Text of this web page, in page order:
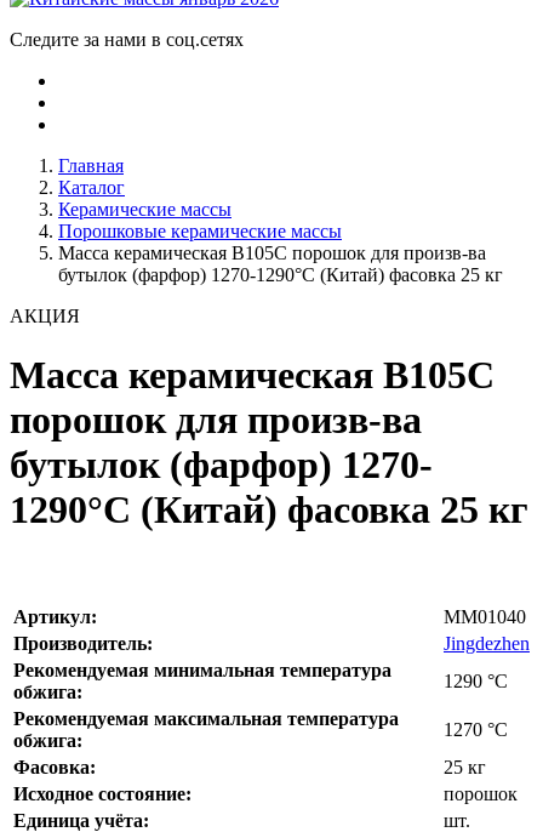
Следите за нами в соц.сетях
Главная
Каталог
Керамические массы
Порошковые керамические массы
Масса керамическая B105C порошок для произв-ва
бутылок (фарфор) 1270-1290°С (Китай) фасовка 25 кг
АКЦИЯ
Масса керамическая B105C
порошок для произв-ва
бутылок (фарфор) 1270-
1290°С (Китай) фасовка 25 кг
Артикул:
MM01040
Производитель:
Jingdezhen
Рекомендуемая минимальная температура
обжига:
1290 °С
Рекомендуемая максимальная температура
обжига:
1270 °С
Фасовка:
25 кг
Исходное состояние:
порошок
Единица учёта:
шт.